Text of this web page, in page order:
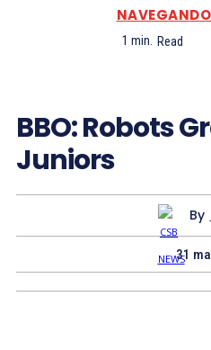
1 min. Read
BBO: Robots
Juniors
By
31